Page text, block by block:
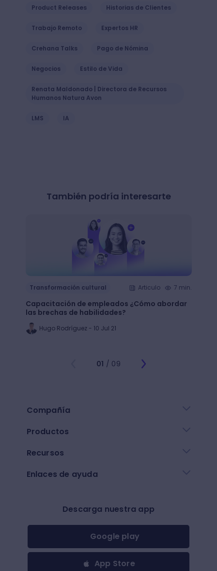
Product Releases Historias de Clientes
Trabajo Remoto Expertos HR
Crehana Talks Pago de Nómina
Negocios Estilo de Vida
Renata Maldonado | Directora de Recursos
Humanos Natura Avon
LMS IA
También podría interesarte
Transformación cultural Articulo 7 min.
Capacitación de empleados ¿Cómo abordar
las brechas de habilidades?
Hugo Rodríguez - 10 Jul 21
01 / 09
Compañía
Productos
Recursos
Enlaces de ayuda
Descarga nuestra app
Google play
App Store